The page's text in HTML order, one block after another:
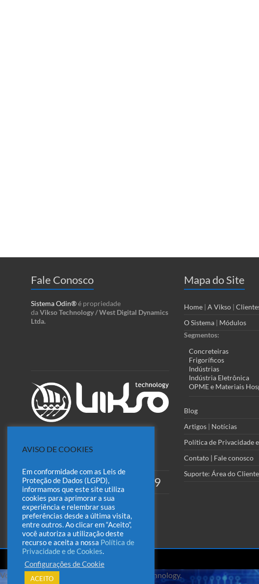
Fale Conosco
Sistema Odin®é propriedade
daVikso Technology / West Digital Dynamics
Ltda.
ESCREVA-NOS:(Acesse o Formulário
WHATSAPP:(51) 98418-9129
Mapa do Site
Home | A Vikso |
O Sistema | Módulos
Segmentos:
Concreteiras
Frigoríficos
Indústrias
Indústria Eletrônica
OPME e Materiais
Blog
Artigos | Notícias
Política de Privacidade
Contato | Fale conosco
Suporte: Área do Cliente
AVISO DE COOKIES
Em conformidade com as Leis de
Proteção de Dados (LGPD),
informamos que este site utiliza
cookies para aprimorar a sua
experiência e relembrar suas
preferências desde a última visita,
entre outros. Ao clicar em “Aceito”,
você autoriza a utilização deste
recurso e aceita a nossa Política de
Privacidade e de Cookies.
Configurações de Cookie
ACEITO
Você está no chat do Sistema Odin / Vikso Technology.